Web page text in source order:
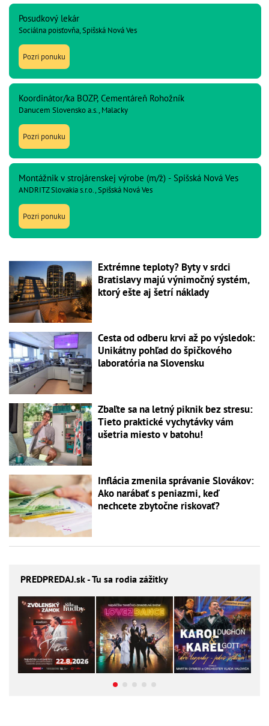
Posudkový lekár
Sociálna poisťovňa, Spišská Nová Ves
Pozri ponuku
Koordinátor/ka BOZP, Cementáreň Rohožník
Danucem Slovensko a.s., Malacky
Pozri ponuku
Montážnik v strojárenskej výrobe (m/ž) - Spišská Nová Ves
ANDRITZ Slovakia s.r.o., Spišská Nová Ves
Pozri ponuku
Extrémne teploty? Byty v srdci
Bratislavy majú výnimočný systém,
ktorý ešte aj šetrí náklady
Cesta od odberu krvi až po výsledok:
Unikátny pohľad do špičkového
laboratória na Slovensku
Zbaľte sa na letný piknik bez stresu:
Tieto praktické vychytávky vám
ušetria miesto v batohu!
Inflácia zmenila správanie Slovákov:
Ako narábať s peniazmi, keď
nechcete zbytočne riskovať?
PREDPREDAJ.sk - Tu sa rodia zážitky